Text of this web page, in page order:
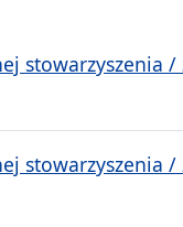
stowarzyszenia /
stowarzyszenia /